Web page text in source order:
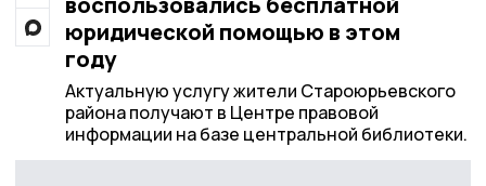
юридической помощью в этом
году
Актуальную услугу жители Староюрьевского
района получают в Центре правовой
информации на базе центральной библиотеки.